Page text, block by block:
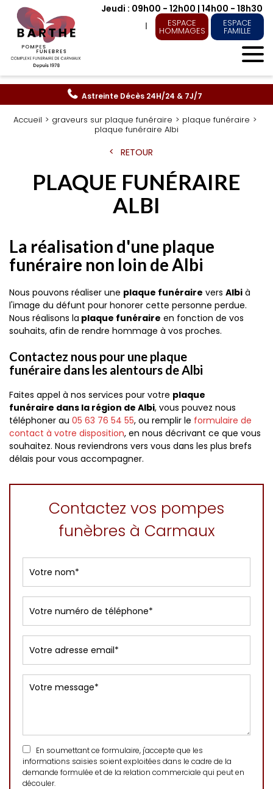
Jeudi : 09h00 - 12h00 | 14h00 - 18h30
Astreinte Décès 24H/24 & 7J/7
ESPACE
HOMMAGES
ESPACE
FAMILLE
Accueil graveurs sur plaque funéraire
plaque funéraire
plaque funéraire Albi
RETOUR
PLAQUE FUNÉRAIRE
ALBI
La réalisation d'une plaque
funéraire non loin de Albi
Nous pouvons réaliser une plaque funéraire vers Albi à
l'image du défunt pour honorer cette personne perdue.
Nous réalisons la plaque funéraire en fonction de vos
souhaits, afin de rendre hommage à vos proches.
Contactez nous pour une plaque
funéraire dans les alentours de Albi
Faites appel à nos services pour votre plaque
funéraire dans la région de Albi, vous pouvez nous
téléphoner au 05 63 76 54 55, ou remplir le formulaire de
contact à votre disposition, en nous décrivant ce que vous
souhaitez. Nous reviendrons vers vous dans les plus brefs
délais pour vous accompagner.
Contactez vos pompes
funèbres à Carmaux
En soumettant ce formulaire, j'accepte que les
informations saisies soient exploitées dans le cadre de la
demande formulée et de la relation commerciale qui peut en
découler.